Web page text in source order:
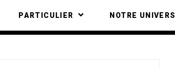
PARTICULIER NOTRE UNIVERS